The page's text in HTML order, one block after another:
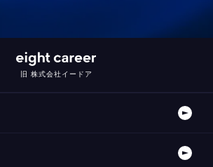
旧 株式会社イードア